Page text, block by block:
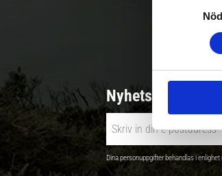
e
s
v
a
Nyhetsbrev - Ta
Dina personuppgifter behandlas i enlighet